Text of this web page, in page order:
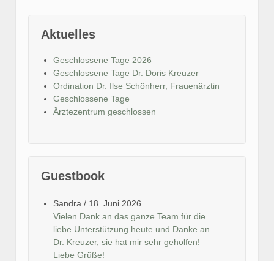
Aktuelles
Geschlossene Tage 2026
Geschlossene Tage Dr. Doris Kreuzer
Ordination Dr. Ilse Schönherr, Frauenärztin
Geschlossene Tage
Ärztezentrum geschlossen
Guestbook
Sandra / 18. Juni 2026
Vielen Dank an das ganze Team für die
liebe Unterstützung heute und Danke an
Dr. Kreuzer, sie hat mir sehr geholfen!
Liebe Grüße!